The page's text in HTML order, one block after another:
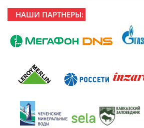
НАШИ ПАРТНЕРЫ: